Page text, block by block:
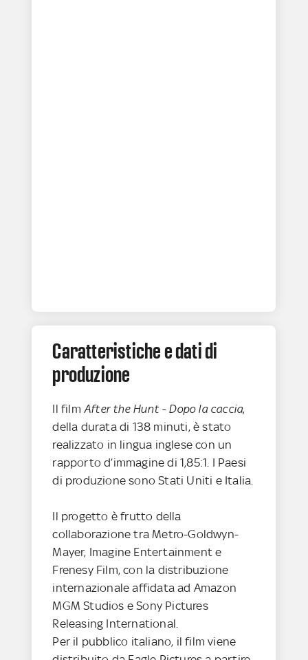
Caratteristiche e dati di
produzione
Il filmAfter the Hunt - Dopo la caccia,
della durata di 138 minuti, è stato
realizzato in lingua inglese con un
rapporto d’immagine di 1,85:1. I Paesi
di produzione sono Stati Uniti e Italia.
Il progetto è frutto della
collaborazione tra Metro-Goldwyn-
Mayer, Imagine Entertainment e
Frenesy Film, con la distribuzione
internazionale affidata ad Amazon
MGM Studios e Sony Pictures
Releasing International.
Per il pubblico italiano, il film viene